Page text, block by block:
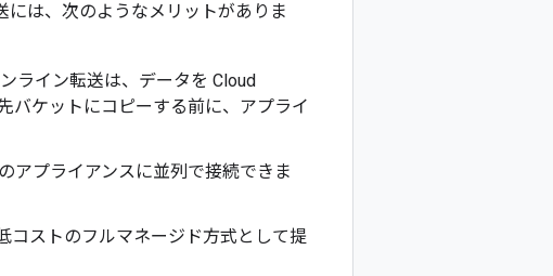
には、次のようなメリットがありま
ライン転送は、データを Cloud
バケットにコピーする前に、アプライ
アプライアンスに並列で接続できま
コストのフルマネージド方式として提